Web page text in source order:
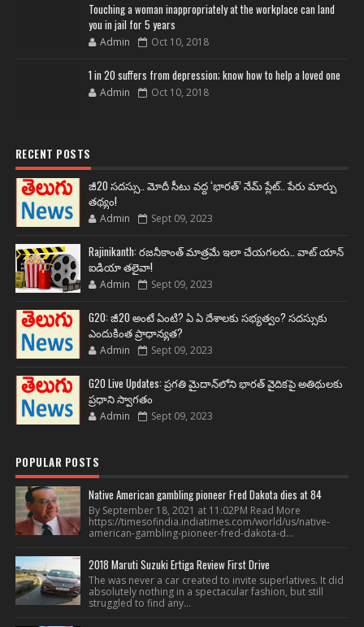
Touching a woman inappropriately at the workplace can land
you in jail for 5 years
Admin Oct 10, 2018
1 in 20 suffers from depression; know how to help a loved one
Admin Oct 10, 2018
RECENT POSTS
జీ20 సదస్సు.. మోదీ సీటు వద్ద ‘భారత్’ నేమ్ ప్లేట్‌.. పేరు మార్పు
తథ్యం!
Admin Sept 09, 2023
Rajinikanth: రజనీకాంత్ మాత్రమే ఇలా చేయగలరు.. వాట్ యాన్
ఐడియా తలైవా!
Admin Sept 09, 2023
G20: జీ20 అంటే ఏంటి? ఏ ఏ దేశాలకు సభ్యత్వం? సదస్సుకు
ఎందుకింత ప్రాధాన్యత?
Admin Sept 09, 2023
G20 Live Updates: ప్రగతి మైదాన్‌లోని భారత్ వైదికపై అతిథులకు
ప్రధాని స్వాగతం
Admin Sept 09, 2023
POPULAR POSTS
Native American gambling pioneer Fred Dakota dies at 84
By September 18, 2021 at 11:02PM Read More
https://timesofindia.indiatimes.com/world/us/native-
american-gambling-pioneer-fred-dakota-d...
2018 Maruti Suzuki Ertiga Review First Drive
The was never a car created to invite superlatives. It did
absolutely nothing in a spectacular fashion, but still
struggled to find any...